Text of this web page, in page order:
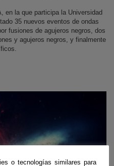
en la que participa la Universidad
35 nuevos eventos de ondas
fusiones de agujeros negros, dos
y agujeros negros, y finalmente
o tecnologías similares para